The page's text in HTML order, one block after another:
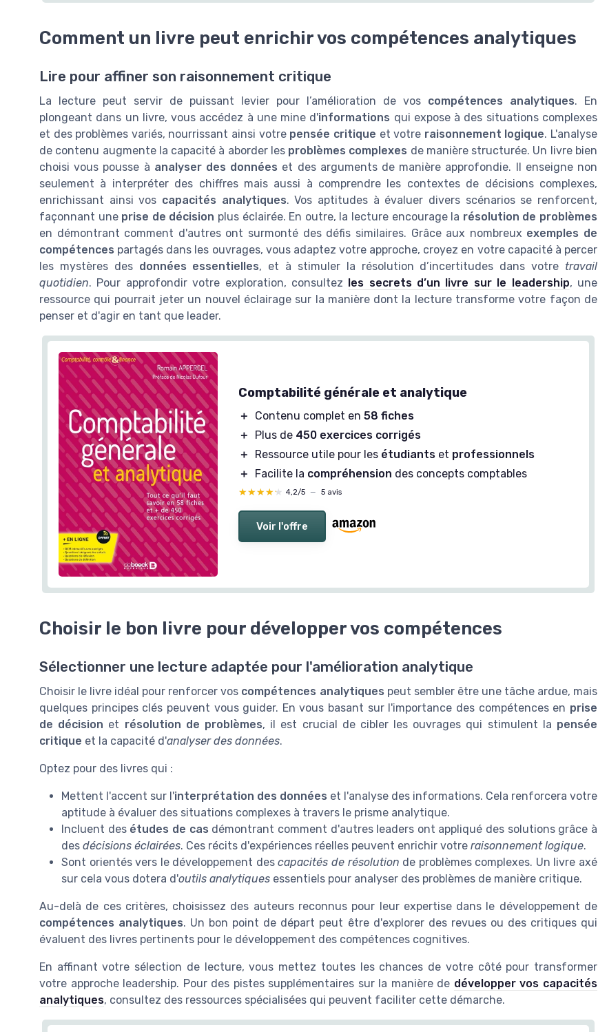
Comment un livre peut enrichir vos compétences analytiques
Lire pour affiner son raisonnement critique
La lecture peut servir de puissant levier pour l’amélioration de vos compétences analytiques. En
plongeant dans un livre, vous accédez à une mine d'informations qui expose à des situations complexes
et des problèmes variés, nourrissant ainsi votre pensée critique et votre raisonnement logique. L'analyse
de contenu augmente la capacité à aborder les problèmes complexes de manière structurée. Un livre bien
choisi vous pousse à analyser des données et des arguments de manière approfondie. Il enseigne non
seulement à interpréter des chiffres mais aussi à comprendre les contextes de décisions complexes,
enrichissant ainsi vos capacités analytiques. Vos aptitudes à évaluer divers scénarios se renforcent,
façonnant une prise de décision plus éclairée. En outre, la lecture encourage la résolution de problèmes
en démontrant comment d'autres ont surmonté des défis similaires. Grâce aux nombreux exemples de
compétences partagés dans les ouvrages, vous adaptez votre approche, croyez en votre capacité à percer
les mystères des données essentielles, et à stimuler la résolution d’incertitudes dans votre travail
quotidien. Pour approfondir votre exploration, consultez les secrets d’un livre sur le leadership, une
ressource qui pourrait jeter un nouvel éclairage sur la manière dont la lecture transforme votre façon de
penser et d'agir en tant que leader.
Comptabilité générale et analytique
＋ Contenu complet en58 fiches
＋
Plus de 450 exercices corrigés
＋
Ressource utile pour les étudiants et professionnels
＋
Facilite la compréhension des concepts comptables
★★★★★
★★★★★ 4,2/5 — 5 avis
Voir l'offre
Choisir le bon livre pour développer vos compétences
Sélectionner une lecture adaptée pour l'amélioration analytique
Choisir le livre idéal pour renforcer vos compétences analytiques peut sembler être une tâche ardue, mais
quelques principes clés peuvent vous guider. En vous basant sur l'importance des compétences en prise
de décision et résolution de problèmes, il est crucial de cibler les ouvrages qui stimulent la pensée
critique et la capacité d'analyser des données.
Optez pour des livres qui :
Mettent l'accent sur l'interprétation des données et l'analyse des informations. Cela renforcera votre
aptitude à évaluer des situations complexes à travers le prisme analytique.
Incluent des études de cas démontrant comment d'autres leaders ont appliqué des solutions grâce à
des décisions éclairées. Ces récits d'expériences réelles peuvent enrichir votre raisonnement logique.
Sont orientés vers le développement descapacités de résolution de problèmes complexes. Un livre axé
sur cela vous dotera d'outils analytiques essentiels pour analyser des problèmes de manière critique.
Au-delà de ces critères, choisissez des auteurs reconnus pour leur expertise dans le développement de
compétences analytiques. Un bon point de départ peut être d'explorer des revues ou des critiques qui
évaluent des livres pertinents pour le développement des compétences cognitives.
En affinant votre sélection de lecture, vous mettez toutes les chances de votre côté pour transformer
votre approche leadership. Pour des pistes supplémentaires sur la manière de développer vos capacités
analytiques, consultez des ressources spécialisées qui peuvent faciliter cette démarche.